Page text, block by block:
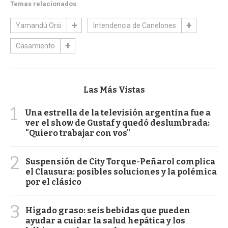
Temas relacionados
Yamandú Orsi Intendencia de Canelones
Casamiento
Las Más Vistas
1
Una estrella de la televisión argentina fue a
ver el show de Gustaf y quedó deslumbrada:
"Quiero trabajar con vos"
2
Suspensión de City Torque-Peñarol complica
el Clausura: posibles soluciones y la polémica
por el clásico
3
Hígado graso: seis bebidas que pueden
ayudar a cuidar la salud hepática y los